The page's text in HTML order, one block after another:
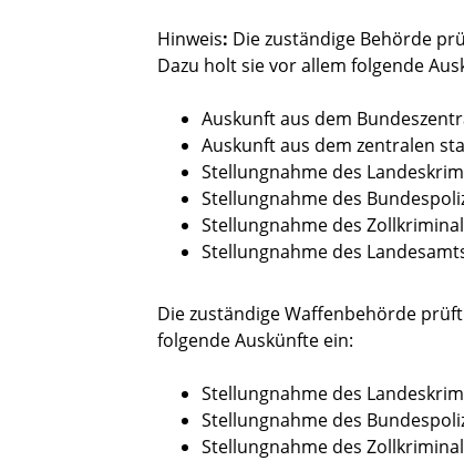
Hinweis: Die zuständige Behörde
Dazu holt sie vor allem folgende
Auskunft aus dem
Auskunft aus dem zentralen
Stellungnahme des
Stellungnahme des
Stellungnahme des
Stellungnahme des
Diezuständige Waffenbehörde
folgende Auskünfte ein:
Stellungnahme des
Stellungnahme des
Stellungnahme des